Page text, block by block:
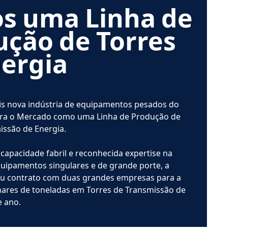
uma Linha de
de Torres
nova indústria de equipamentos pesados do
o Mercado como uma Linha de Produção de
de Energia.
fabril e reconhecida expertise na
singulares e de grande porte, a
contrato com duas grandes empresas para a
de toneladas em Torres de Transmissão de
ano.